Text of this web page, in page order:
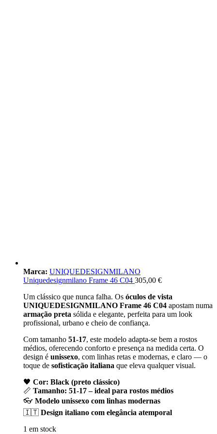
Marca: UNIQUEDESIGNMILANO
Uniquedesignmilano Frame 46 C04 305,00 €
Um clássico que nunca falha. Os óculos de vista
UNIQUEDESIGNMILANO Frame 46 C04 apostam numa
armação preta sólida e elegante, perfeita para um look
profissional, urbano e cheio de confiança.
Com tamanho 51-17, este modelo adapta-se bem a rostos
médios, oferecendo conforto e presença na medida certa. O
design é unissexo, com linhas retas e modernas, e claro — o
toque de sofisticação italiana que eleva qualquer visual.
🖤 Cor: Black (preto clássico)
📏 Tamanho: 51-17 – ideal para rostos médios
👓 Modelo unissexo com linhas modernas
🇮🇹 Design italiano com elegância atemporal
1 em stock